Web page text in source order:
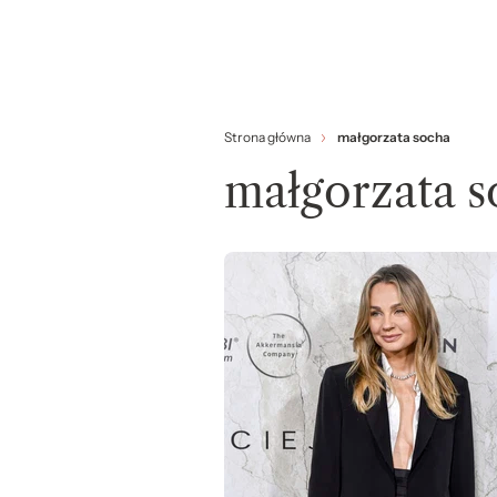
Strona główna małgorzata socha
małgorzata